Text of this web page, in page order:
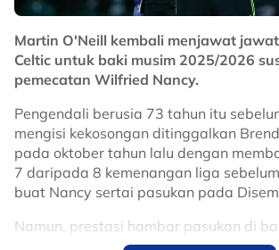
Martin O'Neill kembali menjawat
Celtic untuk baki musim 2025/2026
pemecatan Wilfried Nancy.
Pengendali berusia 73 tahun itu
mengisi kekosongan ditinggalkan
pada oktober tahun lalu dengan
7 daripada 8 kemenangan liga
buat Nancy sertai pasukan pada
Namun, prestasi hambar pasukan di
Nancy menyaksikan pengurusan